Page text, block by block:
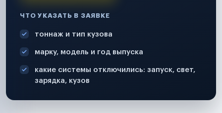
ЧТО УКАЗАТЬ В ЗАЯВКЕ
тоннаж и тип кузова
марку, модель и год выпуска
какие системы отключились: запуск, свет,
зарядка, кузов